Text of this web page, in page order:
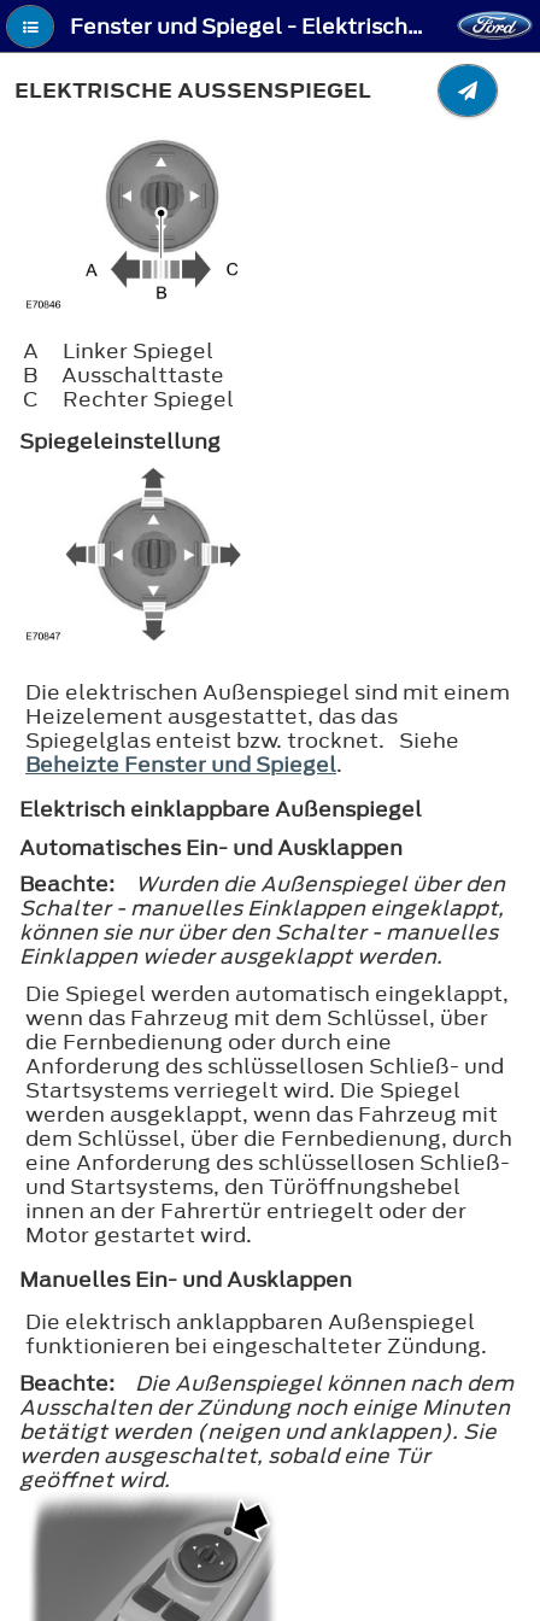
Fenster und Spiegel - Elektrische Außenspiegel
ELEKTRISCHE AUSSENSPIEGEL
A
Linker Spiegel
B
Ausschalttaste
C
Rechter Spiegel
Spiegeleinstellung
Die elektrischen Außenspiegel sind mit einem
Heizelement ausgestattet, das das
Spiegelglas enteist bzw. trocknet. Siehe
Beheizte Fenster und Spiegel.
Elektrisch einklappbare Außenspiegel
Automatisches Ein- und Ausklappen
Beachte:
Wurden die Außenspiegel über den
Schalter - manuelles Einklappen eingeklappt,
können sie nur über den Schalter - manuelles
Einklappen wieder ausgeklappt werden.
Die Spiegel werden automatisch eingeklappt,
wenn das Fahrzeug mit dem Schlüssel, über
die Fernbedienung oder durch eine
Anforderung des schlüssellosen Schließ- und
Startsystems verriegelt wird. Die Spiegel
werden ausgeklappt, wenn das Fahrzeug mit
dem Schlüssel, über die Fernbedienung, durch
eine Anforderung des schlüssellosen Schließ-
und Startsystems, den Türöffnungshebel
innen an der Fahrertür entriegelt oder der
Motor gestartet wird.
Manuelles Ein- und Ausklappen
Die elektrisch anklappbaren Außenspiegel
funktionieren bei eingeschalteter Zündung.
Beachte:
Die Außenspiegel können nach dem
Ausschalten der Zündung noch einige Minuten
betätigt werden (neigen und anklappen). Sie
werden ausgeschaltet, sobald eine Tür
geöffnet wird.